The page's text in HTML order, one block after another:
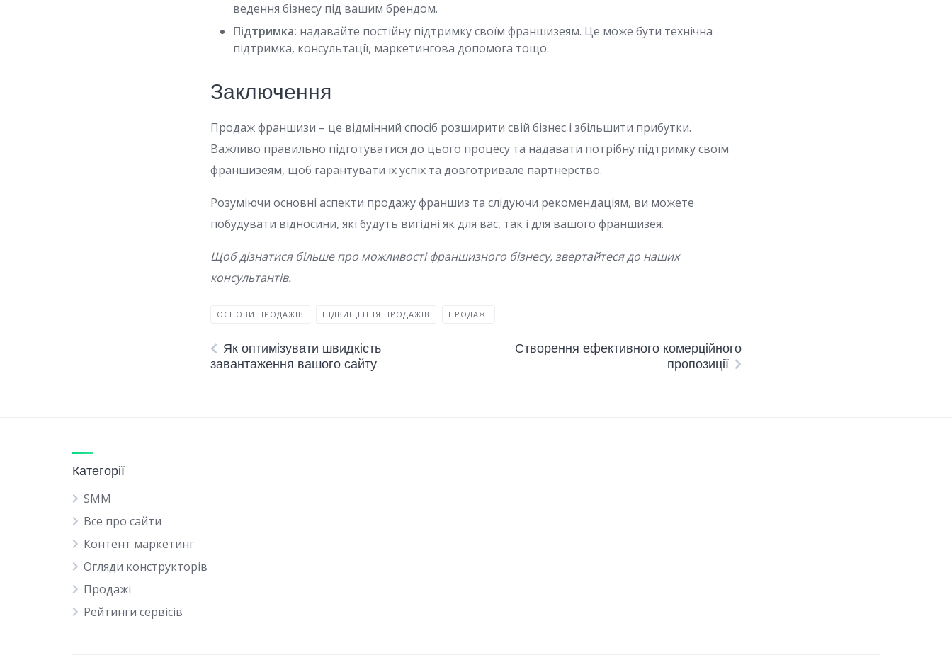
ведення бізнесу під вашим брендом.
Підтримка: надавайте постійну підтримку своїм франшизеям. Це може бути технічна
підтримка, консультації, маркетингова допомога тощо.
Заключення
Продаж франшизи – це відмінний спосіб розширити свій бізнес і збільшити прибутки.
Важливо правильно підготуватися до цього процесу та надавати потрібну підтримку своїм
франшизеям, щоб гарантувати їх успіх та довготривале партнерство.
Розуміючи основні аспекти продажу франшиз та слідуючи рекомендаціям, ви можете
побудувати відносини, які будуть вигідні як для вас, так і для вашого франшизея.
Щоб дізнатися більше про можливості франшизного бізнесу, звертайтеся до наших
консультантів.
ОСНОВИ ПРОДАЖІВ ПІДВИЩЕННЯ ПРОДАЖІВ ПРОДАЖІ
Як оптимізувати швидкість
завантаження вашого сайту
Створення ефективного комерційного
пропозиції
Категорії
SMM
Все про сайти
Контент маркетинг
Огляди конструкторів
Продажі
Рейтинги сервісів